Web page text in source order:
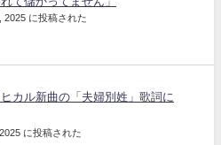
2025 に投稿された
カル新曲の「夫婦別姓」歌詞に
に投稿された